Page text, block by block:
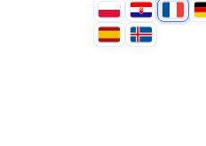
PolskaHrvatska
EspanaÍsland